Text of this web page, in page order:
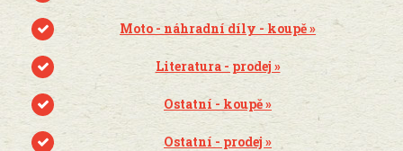
Moto - náhradní díly - koupě »
Literatura - prodej »
Ostatní - koupě »
Ostatní - prodej »